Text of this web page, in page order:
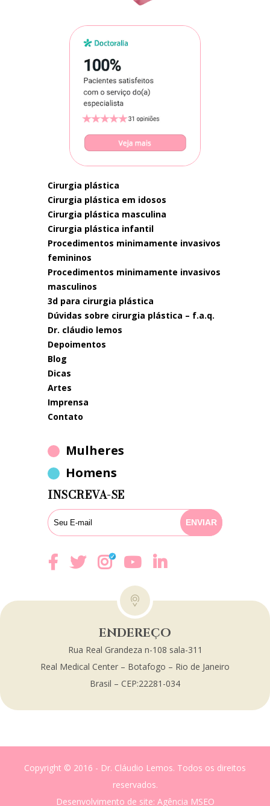
cirurgia plástica
cirurgia plástica em idosos
cirurgia plástica masculina
cirurgia plástica infantil
procedimentos minimamente invasivos
femininos
procedimentos minimamente invasivos
masculinos
3d para cirurgia plástica
dúvidas sobre cirurgia plástica – f.a.q.
dr. cláudio lemos
depoimentos
blog
dicas
artes
imprensa
contato
Mulheres
Homens
INSCREVA-SE
ENDEREÇO
Rua Real Grandeza n-108 sala-311
Real Medical Center – Botafogo – Rio de Janeiro
Brasil – CEP:22281-034
Copyright © 2016 - Dr. Cláudio Lemos. Todos os direitos
reservados.
Desenvolvimento de site: Agência MSEO